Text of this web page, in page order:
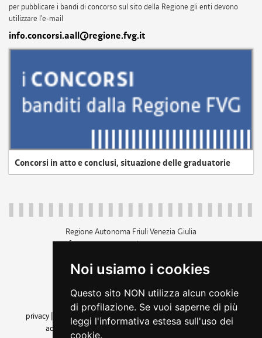
Noi usiamo i cookies
Questo sito NON utilizza alcun cookie
di profilazione. Se vuoi saperne di più
leggi l'informativa estesa sull'uso dei
cookie.
per pubblicare i bandi di concorso sul sito della Regione gli enti devono
utilizzare l'e-mail
info.concorsi.aall@regione.fvg.it
Concorsi in atto e conclusi, situazione delle graduatorie
Regione Autonoma Friuli Venezia Giulia
c.f. 80014930327; p.iva 00526040324
+39 040 3771111
amministrazione trasparente
privacy
cookie |note legali accessibilità
dichiarazione di
accessibilità| feedback cambio preferenze cookie